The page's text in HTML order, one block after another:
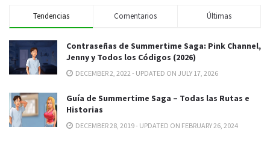
Tendencias Comentarios Últimas
Contraseñas de Summertime Saga: Pink Channel,
Jenny y Todos los Códigos (2026)
DECEMBER 2, 2022 - UPDATED ON JULY 17, 2026
Guía de Summertime Saga – Todas las Rutas e
Historias
DECEMBER 28, 2019 - UPDATED ON FEBRUARY 26, 2024